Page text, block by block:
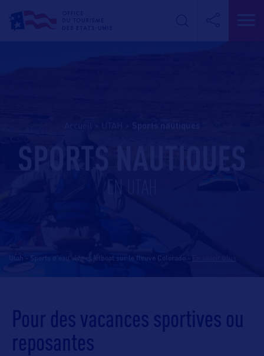
SPORTS NAUTIQUES
EN UTAH
Utah - Sports d'eau vive et jetboat sur le fleuve Colorado
Pour des vacances sportives ou
reposantes